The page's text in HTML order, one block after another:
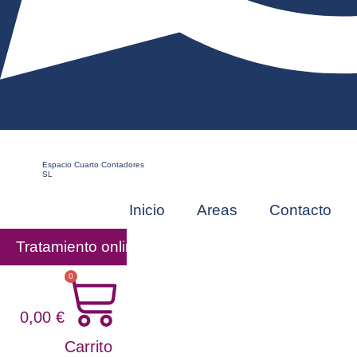
Espacio Cuarto Contadores
SL
Inicio Areas Contacto
Tratamiento online
0,00 €
0
Carrito